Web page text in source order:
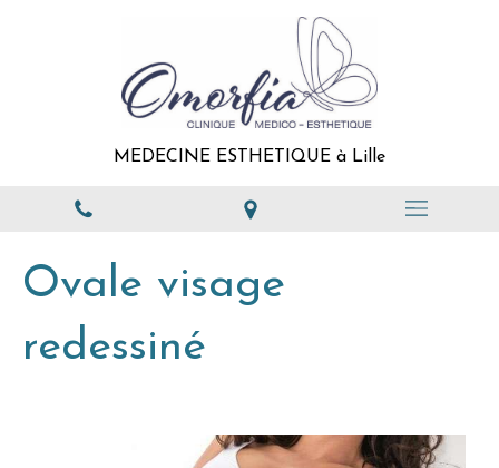
MEDECINE ESTHETIQUE à Lille
Ovale visage
redessiné